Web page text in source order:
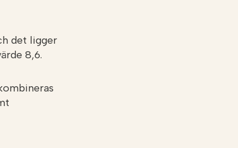
det ligger
8,6.